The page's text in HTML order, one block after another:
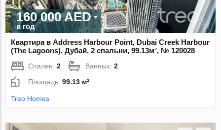
160 000 AED
в год
Квартира в Address Harbour Point, Dubai Creek Harbour
(The Lagoons), Дубай, 2 спальни, 99.13м², № 120028
Спален:2 Ванных:2
Площадь:99.13 м²
Treo Homes